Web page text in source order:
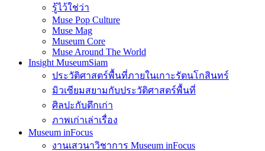
รู้ไว้ใช่ว่า
Muse Pop Culture
Muse Mag
Museum Core
Muse Around The World
Insight MuseumSiam
ประวัติศาสตร์พื้นที่ภายในเกาะรัตนโกสินทร์
มิวเซียมสยามกับประวัติศาสตร์พื้นที่
ศิลปะกับตึกเก่า
ภาพเก่าเล่าเรื่อง
Museum inFocus
งานเสวนาวิชาการ Museum inFocus